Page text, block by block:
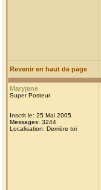
Revenir en haut de page
Maryjane
Super Posteur
Inscrit le: 25 Mai 2005
Messages: 3244
Localisation: Derrière toi